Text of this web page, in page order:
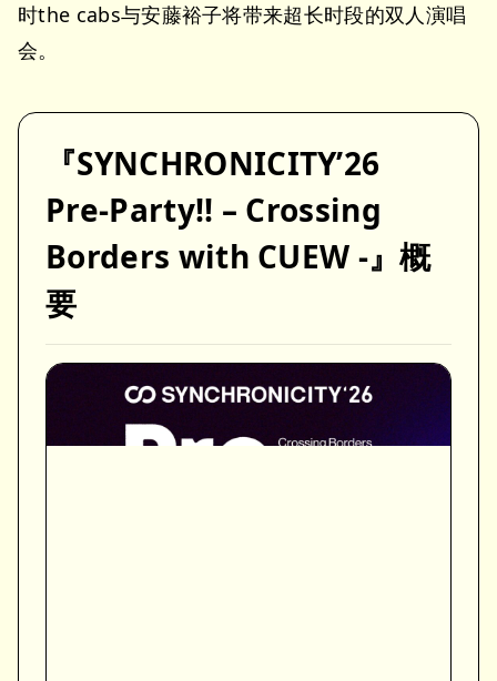
时the cabs与安藤裕子将带来超长时段的双人演唱
会。
『SYNCHRONICITY’26
Pre-Party!! – Crossing
Borders with CUEW -』概
要